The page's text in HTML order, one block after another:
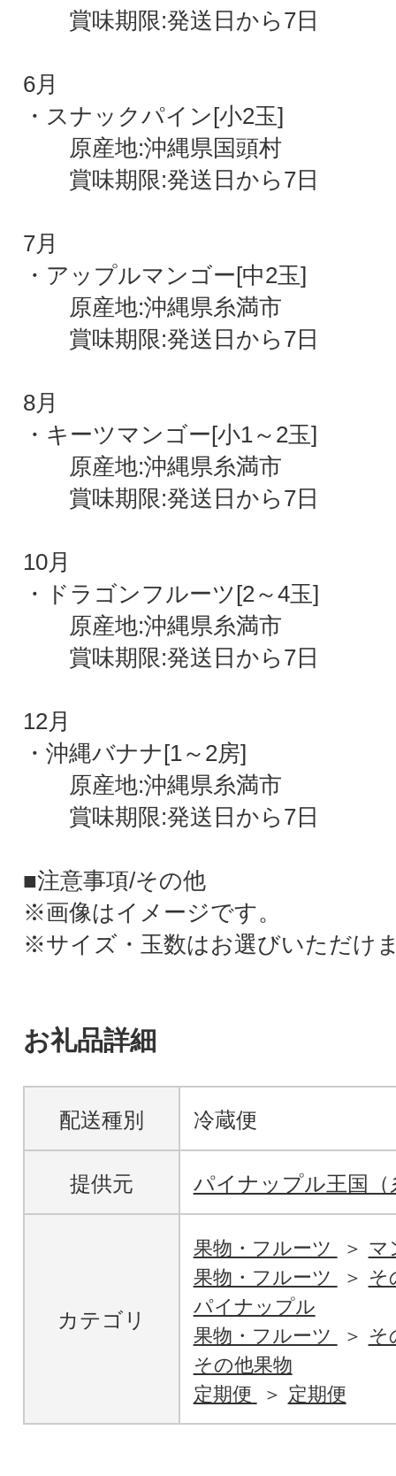
賞味期限:発送日から7日
6月
・スナックパイン[小2玉]
原産地:沖縄県国頭村
賞味期限:発送日から7日
7月
・アップルマンゴー[中2玉]
原産地:沖縄県糸満市
賞味期限:発送日から7日
8月
・キーツマンゴー[小1～2玉]
原産地:沖縄県糸満市
賞味期限:発送日から7日
10月
・ドラゴンフルーツ[2～4玉]
原産地:沖縄県糸満市
賞味期限:発送日から7日
12月
・沖縄バナナ[1～2房]
原産地:沖縄県糸満市
賞味期限:発送日から7日
■注意事項/その他
※画像はイメージです。
※サイズ・玉数はお選びいただけ
お礼品詳細
配送種別 冷蔵便
提供元 パイナップル王国（
カテゴリ
果物・フルーツ
マ
果物・フルーツ
そ
パイナップル
果物・フルーツ
そ
その他果物
定期便
定期便